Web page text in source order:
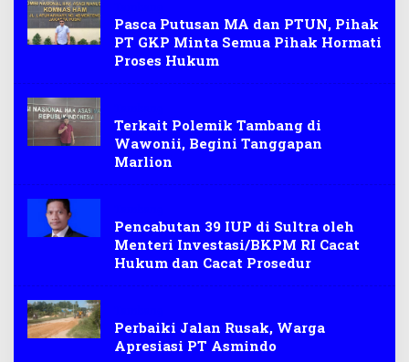
Pasca Putusan MA dan PTUN, Pihak
PT GKP Minta Semua Pihak Hormati
Proses Hukum
Terkait Polemik Tambang di
Wawonii, Begini Tanggapan
Marlion
Pencabutan 39 IUP di Sultra oleh
Menteri Investasi/BKPM RI Cacat
Hukum dan Cacat Prosedur
Perbaiki Jalan Rusak, Warga
Apresiasi PT Asmindo